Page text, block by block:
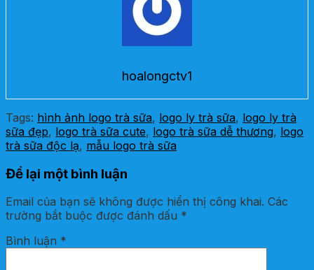
hoalongctv1
Tags: hình ảnh logo trà sữa, logo ly trà sữa, logo ly trà
sữa đẹp, logo trà sữa cute, logo trà sữa dễ thương, logo
trà sữa độc lạ, mẫu logo trà sữa
Để lại một bình luận
Email của bạn sẽ không được hiển thị công khai. Các
trường bắt buộc được đánh dấu *
Bình luận *